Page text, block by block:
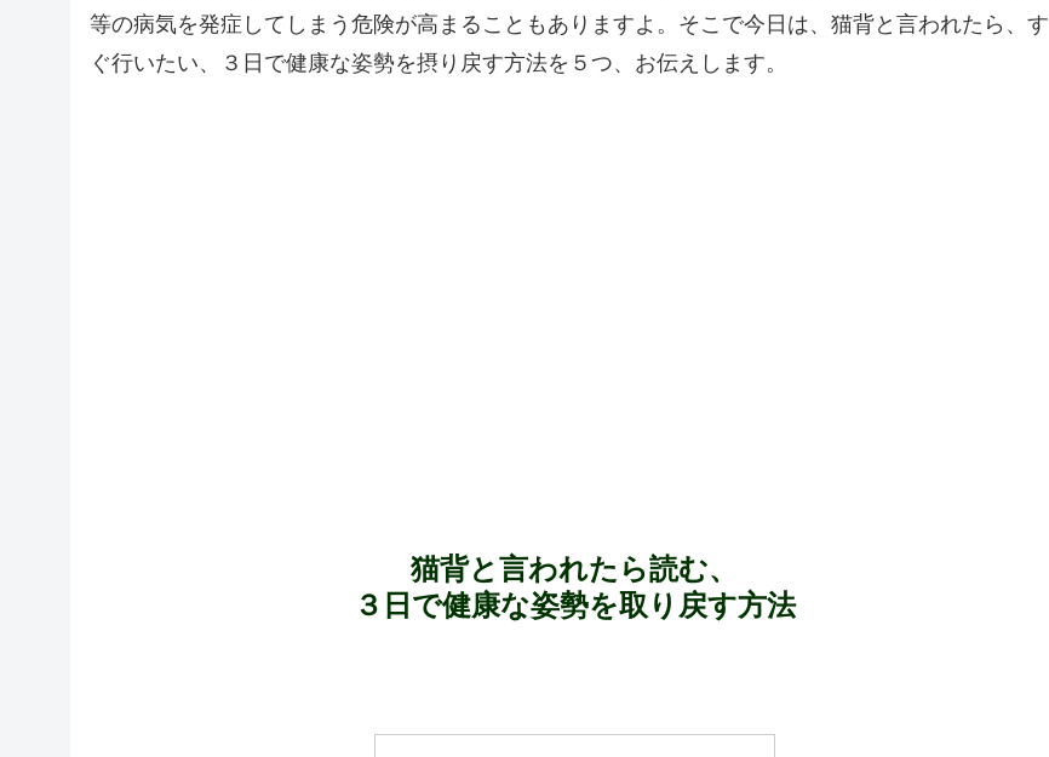
等の病気を発症してしまう危険が高まることもありますよ。そこで今日は、猫背と言われたら、す
ぐ行いたい、３日で健康な姿勢を摂り戻す方法を５つ、お伝えします。
猫背と言われたら読む、
３日で健康な姿勢を取り戻す方法